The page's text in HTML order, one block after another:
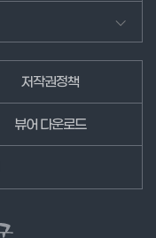
저작권정책
뷰어 다운로드